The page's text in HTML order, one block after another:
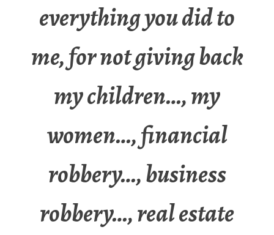
everything you did to
me, for not giving back
my children…, my
women…, financial
robbery…, business
robbery…, real estate